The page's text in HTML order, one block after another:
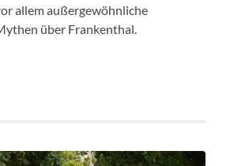
allem außergewöhnliche
über Frankenthal.